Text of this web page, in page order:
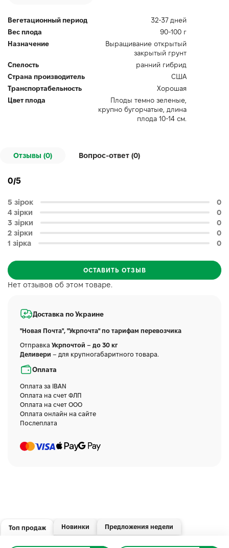
Вегетационный период
32-37 дней
Вес плода
90-100 г
Назначение
Выращивание открытый
закрытый грунт
Спелость
ранний гибрид
Страна производитель
США
Транспортабельность
Хорошая
Цвет плода
Плоды темно зеленые,
крупно бугорчатые, длина
плода 10-14 см.
Отзывы (0) Вопрос-ответ (0)
Нет отзывов об этом товаре.
0/5
5 зірок
0
4 зірки
0
3 зірки
0
2 зірки
0
1 зірка
0
ОСТАВИТЬ ОТЗЫВ
Доставка по Украине
"Новая Почта", "Укрпочта" по тарифам перевозчика
Отправка Укрпочтой – до 30 кг
Деливери – для крупногабаритного товара.
Оплата
Оплата за IBAN
Оплата на счет ФЛП
Оплата на счет ООО
Оплата онлайн на сайте
Послеплата
Топ продаж Новинки Предложения недели